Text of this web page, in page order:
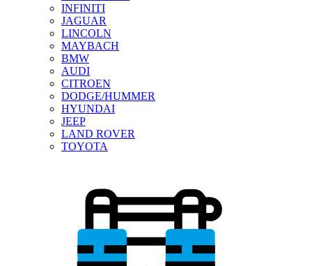
INFINITI
JAGUAR
LINCOLN
MAYBACH
BMW
AUDI
CITROEN
DODGE/HUMMER
HYUNDAI
JEEP
LAND ROVER
TOYOTA